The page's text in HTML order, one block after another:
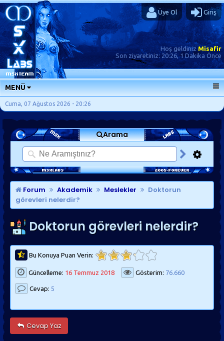
Üye Ol Giriş
Hoş geldinizMisafir
Son ziyaretiniz: 20:26, 1 Dakika Önce
MENÜ
ANA SAYFA
FORUMLAR
SORU-CEVAP
GÜNLÜKLER
SON MESAJLAR
KISAYOLLAR
Cuma, 07 Ağustos 2026 - 20:26
Arama
Forum Akademik Meslekler
Doktorun
görevleri nelerdir?
Doktorun görevleri nelerdir?
Bu Konuya Puan Verin:
Güncelleme: 16 Temmuz 2018 Gösterim: 76.660
Cevap: 5
Cevap Yaz